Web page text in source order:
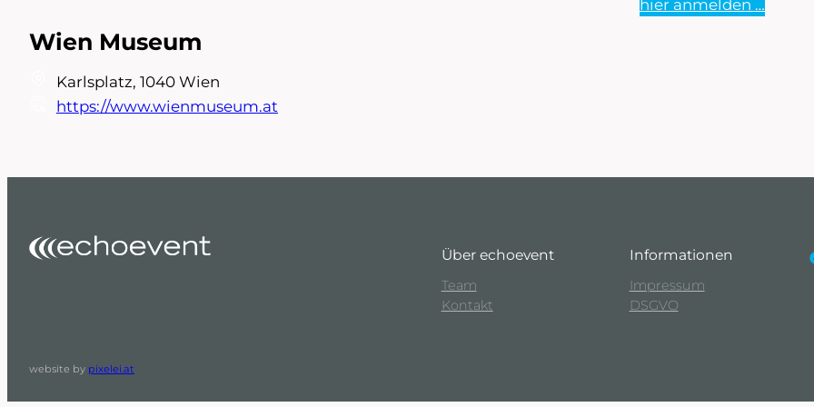
Wien Museum
Karlsplatz, 1040 Wien
https://www.wienmuseum.at
hier anmelden …
Über echoevent
Team
Kontakt
Informationen
Impressum
DSGVO
website by pixelei.at